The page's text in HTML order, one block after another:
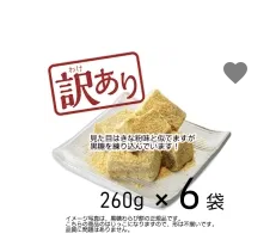
favorite